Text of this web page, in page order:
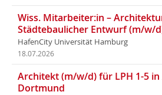
Wiss. Mitarbeiter:in –
Städtebaulicher Entwurf (m/w/
HafenCity Universität Hamburg
18.07.2026
Architekt (m/w/d) für LPH 1-5
Dortmund